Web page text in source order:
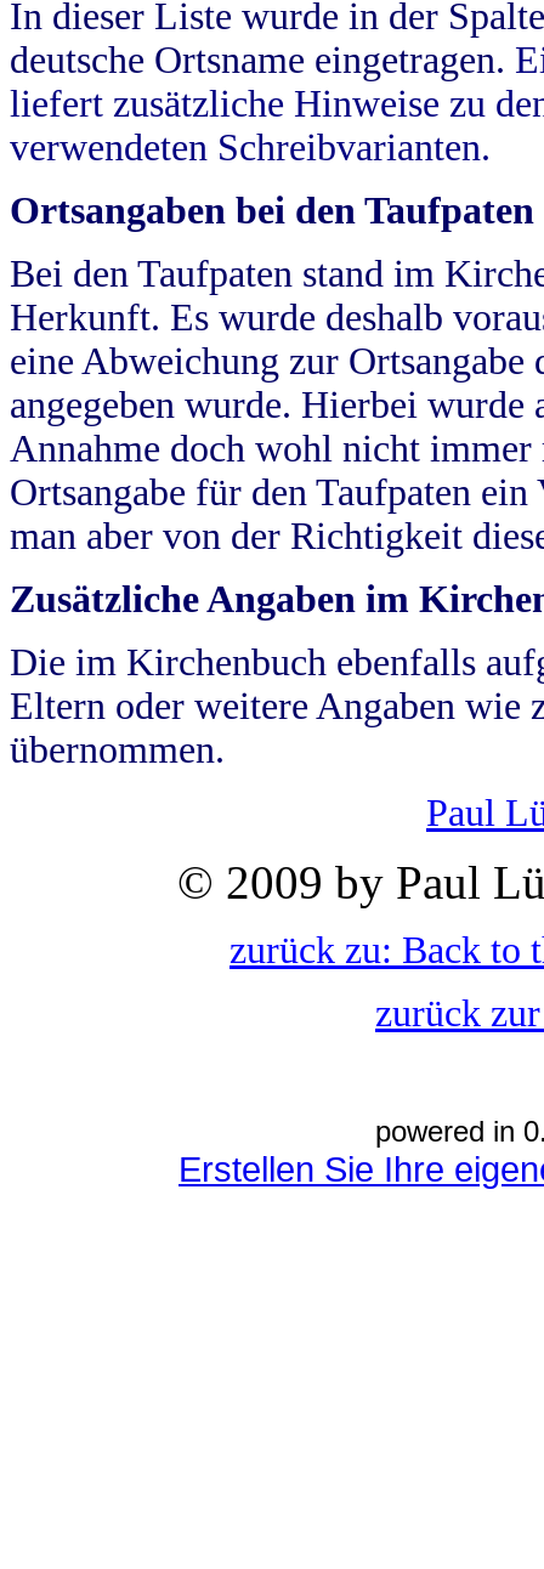
In dieser Liste wurde in der
deutsche Ortsname eingetragen.
liefert zusätzliche Hinweise zu
verwendeten Schreibvarianten.
Ortsangaben bei den Taufpaten
Bei den Taufpaten stand im
Herkunft. Es wurde deshalb
eine Abweichung zur
angegeben wurde. Hierbei wurde
Annahme doch wohl nicht
Ortsangabe für den Taufpaten
man aber von der Richtigkeit
Zusätzliche Angaben im
Die im Kirchenbuch ebenfalls
Eltern oder weitere Angaben wie
übernommen.
Paul
© 2009 by Paul
zurück zu: Back to
zurück
powered in
Erstellen Sie Ihre